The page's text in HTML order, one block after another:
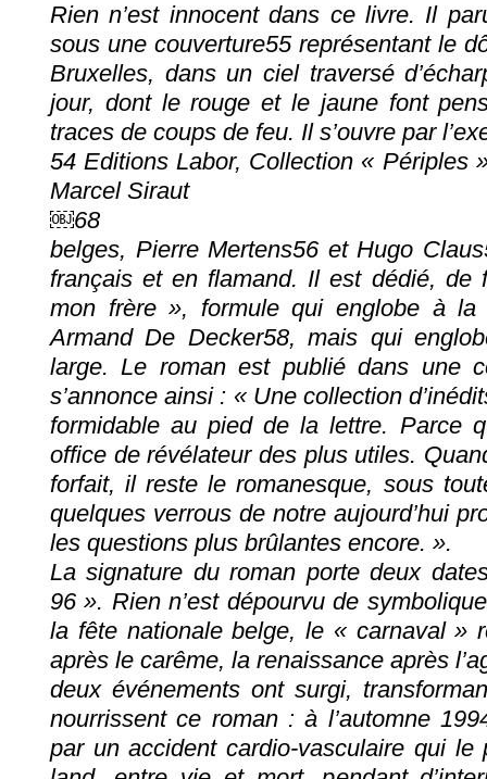
Rien n’est innocent dans ce livre. Il
sous une couverture55 représentant le
Bruxelles, dans un ciel traversé
jour, dont le rouge et le jaune font
traces de coups de feu. Il s’ouvre par
54 Editions Labor, Collection « Périples
Marcel Siraut
￼68
belges, Pierre Mertens56 et Hugo
français et en flamand. Il est dédié, de
mon frère », formule qui englobe à
Armand De Decker58, mais qui
large. Le roman est publié dans une
s’annonce ainsi : « Une collection
formidable au pied de la lettre. Parce
office de révélateur des plus utiles.
forfait, il reste le romanesque, sous
quelques verrous de notre aujourd’hui
les questions plus brûlantes encore. ».
La signature du roman porte deux
96 ». Rien n’est dépourvu de
la fête nationale belge, le « carnaval »
après le carême, la renaissance après
deux événements ont surgi,
nourrissent ce roman : à l’automne
par un accident cardio-vasculaire qui le